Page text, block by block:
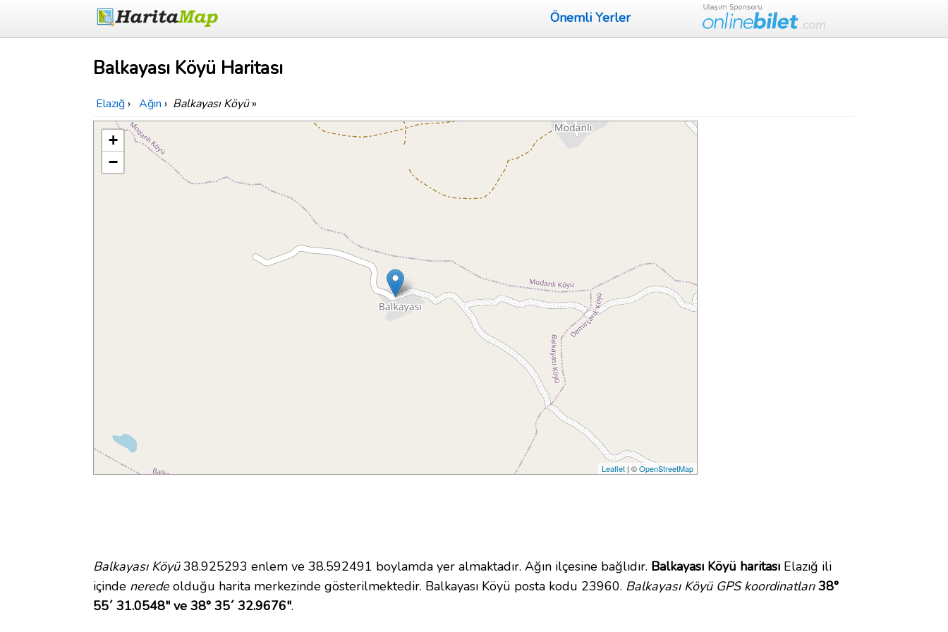
Önemli Yerler
Balkayası Köyü Haritası
Elazığ › Ağın › Balkayası Köyü»
+
−
Leaflet | ©OpenStreetMap
Balkayası Köyü38.925293 enlem ve 38.592491 boylamda yer almaktadır. Ağın ilçesine bağlıdır. Balkayası Köyü haritası Elazığ ili
içinde neredeolduğu harita merkezinde gösterilmektedir. Balkayası Köyü posta kodu 23960. Balkayası Köyü GPS koordinatları 38°
55´ 31.0548" ve 38° 35´ 32.9676".